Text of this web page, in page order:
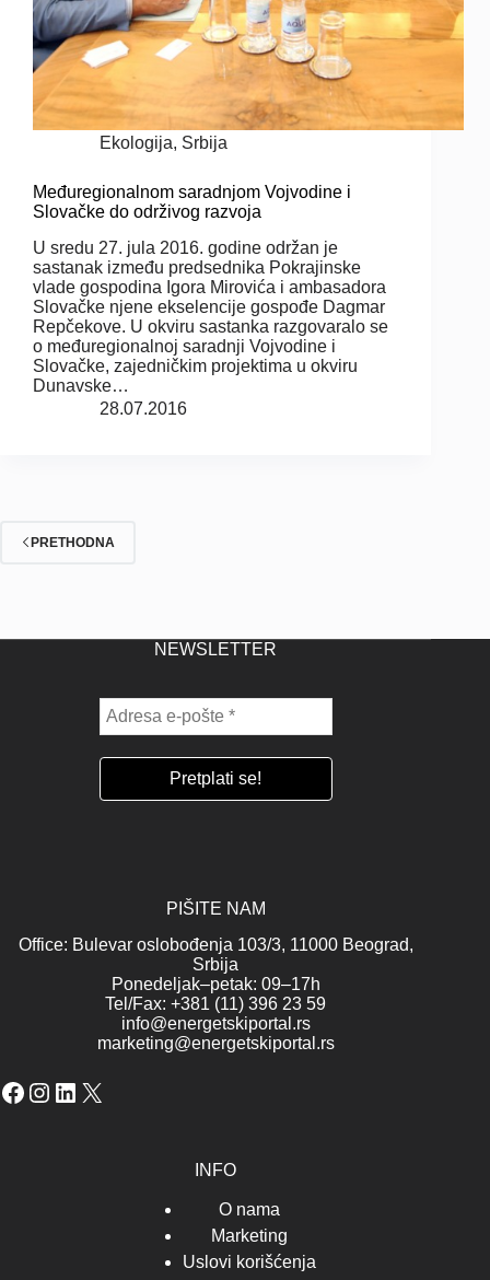
Ekologija, Srbija
Međuregionalnom saradnjom Vojvodine i
Slovačke do održivog razvoja
U sredu 27. jula 2016. godine održan je
sastanak između predsednika Pokrajinske
vlade gospodina Igora Mirovića i ambasadora
Slovačke njene ekselencije gospođe Dagmar
Repčekove. U okviru sastanka razgovaralo se
o međuregionalnoj saradnji Vojvodine i
Slovačke, zajedničkim projektima u okviru
Dunavske…
28.07.2016
PRETHODNA
NEWSLETTER
PIŠITE NAM
Office: Bulevar oslobođenja 103/3, 11000 Beograd,
Srbija
Ponedeljak–petak: 09–17h
Tel/Fax: +381 (11) 396 23 59
info@energetskiportal.rs
marketing@energetskiportal.rs
Facebook
Instagram
LinkedIn
X
INFO
O nama
Marketing
Uslovi korišćenja